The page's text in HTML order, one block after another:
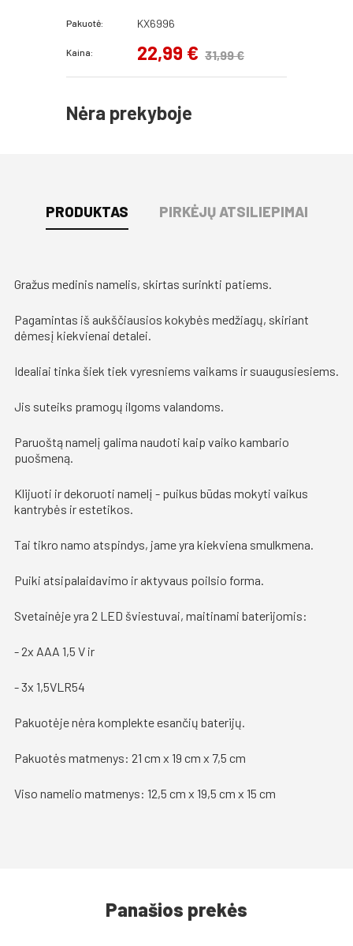
Pakuotė: KX6996
Kaina: 22,99 € 31,99 €
Nėra prekyboje
PRODUKTAS PIRKĖJŲ ATSILIEPIMAI
Gražus medinis namelis, skirtas surinkti patiems.
Pagamintas iš aukščiausios kokybės medžiagų, skiriant
dėmesį kiekvienai detalei.
Idealiai tinka šiek tiek vyresniems vaikams ir suaugusiesiems.
Jis suteiks pramogų ilgoms valandoms.
Paruoštą namelį galima naudoti kaip vaiko kambario
puošmeną.
Klijuoti ir dekoruoti namelį - puikus būdas mokyti vaikus
kantrybės ir estetikos.
Tai tikro namo atspindys, jame yra kiekviena smulkmena.
Puiki atsipalaidavimo ir aktyvaus poilsio forma.
Svetainėje yra 2 LED šviestuvai, maitinami baterijomis:
- 2x AAA 1,5 V ir
- 3x 1,5VLR54
Pakuotėje nėra komplekte esančių baterijų.
Pakuotės matmenys: 21 cm x 19 cm x 7,5 cm
Viso namelio matmenys: 12,5 cm x 19,5 cm x 15 cm
Panašios prekės